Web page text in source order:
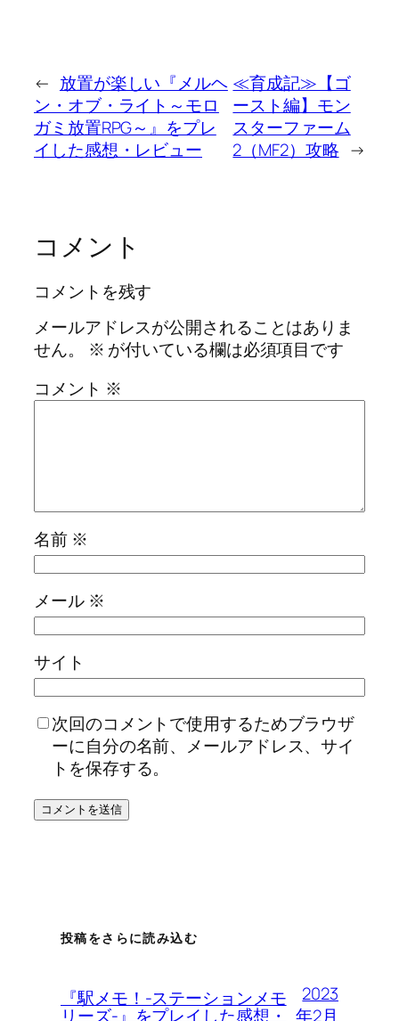
← 放置が楽しい『メルヘ
ン・オブ・ライト～モロ
ガミ放置RPG～』をプレ
イした感想・レビュー
≪育成記≫【ゴ
ースト編】モン
スターファーム
2（MF2）攻略 →
コメント
コメントを残す
メールアドレスが公開されることはありま
せん。
※ が付いている欄は必須項目です
コメント ※
名前 ※
メール ※
サイト
次回のコメントで使用するためブラウザ
ーに自分の名前、メールアドレス、サイ
トを保存する。
投稿をさらに読み込む
『駅メモ！-ステーションメモ
リーズ-』をプレイした感想・
2023
年2月